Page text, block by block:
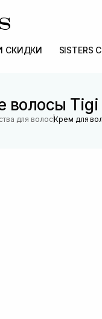
СКИДКИ SISTERS
волосы Tigi
для волос|Крем для